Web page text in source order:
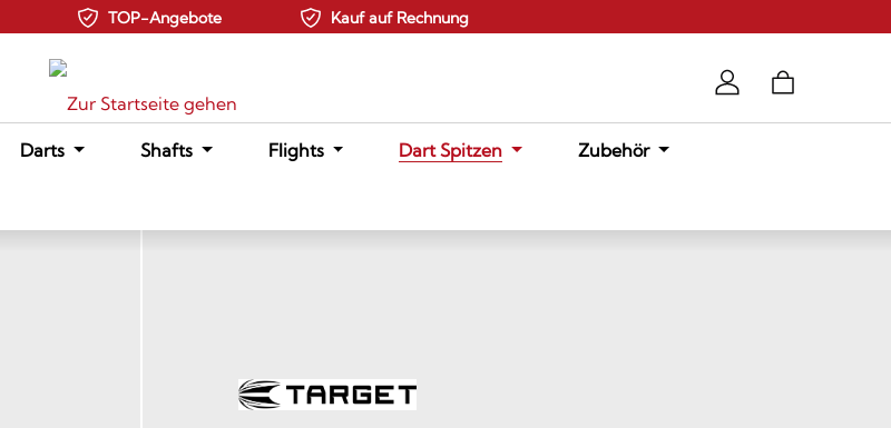
TOP-Angebote Kauf auf Rechnung
Darts Shafts Flights Dart Spitzen Zubehör